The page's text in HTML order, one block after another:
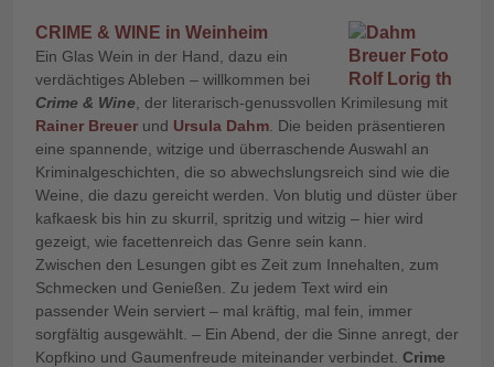
CRIME & WINE in Weinheim
Ein Glas Wein in der Hand, dazu ein
verdächtiges Ableben – willkommen bei
Crime & Wine , der literarisch-genussvollen Krimilesung mit
Rainer Breuer und Ursula Dahm . Die beiden präsentieren
eine spannende, witzige und überraschende Auswahl an
Kriminalgeschichten, die so abwechslungsreich sind wie die
Weine, die dazu gereicht werden. Von blutig und düster über
kafkaesk bis hin zu skurril, spritzig und witzig – hier wird
gezeigt, wie facettenreich das Genre sein kann.
Zwischen den Lesungen gibt es Zeit zum Innehalten, zum
Schmecken und Genießen. Zu jedem Text wird ein
passender Wein serviert – mal kräftig, mal fein, immer
sorgfältig ausgewählt. – Ein Abend, der die Sinne anregt, der
Kopfkino und Gaumenfreude miteinander verbindet. Crime